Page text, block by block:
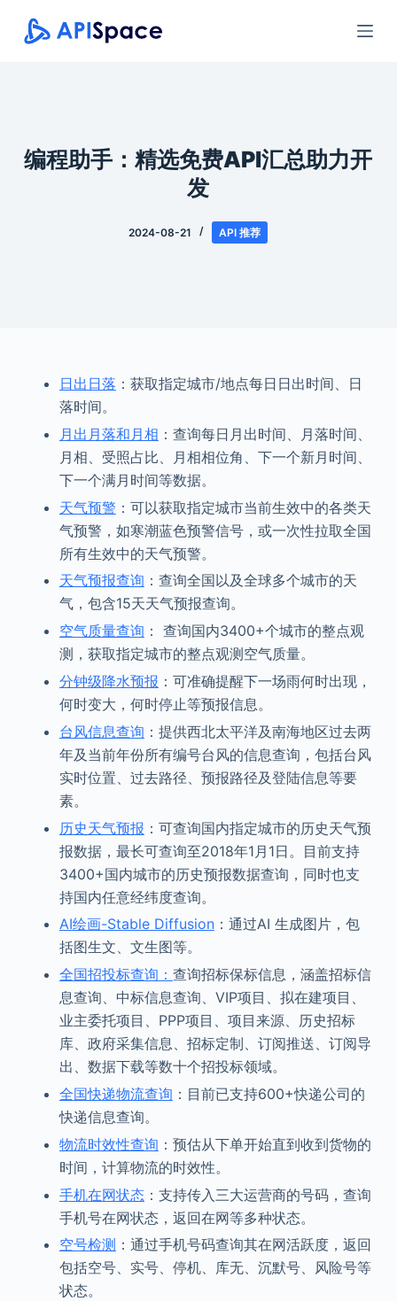
跳
过
编程助手：精选免费API汇总助力开
发
2024-08-21 API 推荐
日出日落 ：获取指定城市/地点每日日出时间、日
落时间。
月出月落和月相 ：查询每日月出时间、月落时间、
月相、受照占比、月相相位角、下一个新月时间、
下一个满月时间等数据。
天气预警 ：可以获取指定城市当前生效中的各类天
气预警，如寒潮蓝色预警信号，或一次性拉取全国
所有生效中的天气预警。
天气预报查询 ：查询全国以及全球多个城市的天
气，包含15天天气预报查询。
空气质量查询 ： 查询国内3400+个城市的整点观
测，获取指定城市的整点观测空气质量。
分钟级降水预报 ：可准确提醒下一场雨何时出现，
何时变大，何时停止等预报信息。
台风信息查询 ：提供西北太平洋及南海地区过去两
年及当前年份所有编号台风的信息查询，包括台风
实时位置、过去路径、预报路径及登陆信息等要
素。
历史天气预报 ：可查询国内指定城市的历史天气预
报数据，最长可查询至2018年1月1日。目前支持
3400+国内城市的历史预报数据查询，同时也支
持国内任意经纬度查询。
AI绘画-Stable Diffusion：通过AI 生成图片，包
括图生文、文生图等。
全国招投标查询： 查询招标保标信息，涵盖招标信
息查询、中标信息查询、VIP项目、拟在建项目、
业主委托项目、PPP项目、项目来源、历史招标
库、政府采集信息、招标定制、订阅推送、订阅导
出、数据下载等数十个招投标领域。
全国快递物流查询 ：目前已支持600+快递公司的
快递信息查询。
物流时效性查询 ：预估从下单开始直到收到货物的
时间，计算物流的时效性。
手机在网状态：支持传入三大运营商的号码，查询
手机号在网状态，返回在网等多种状态。
空号检测 ：通过手机号码查询其在网活跃度，返回
包括空号、实号、停机、库无、沉默号、风险号等
状态。